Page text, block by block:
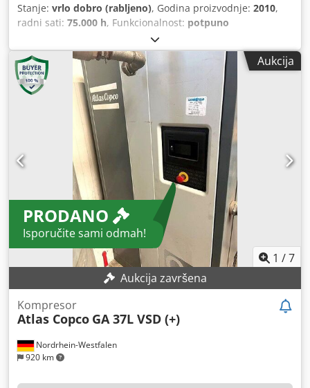
Stanje: vrlo dobro (rabljeno), Godina proizvodnje: 2010,
radni sati: 75.000 h, Funkcionalnost: potpuno
, Kompresor 55 kW s ugrađenim sušačem i
frekventnim regulatorom. Vrlo dobro stanje. Nakon servisa.
Jamstvo 3 mjeseca. Csdpfx Ahsv Rmmmsbsrf
Aukcija
PRODANO
Isporučite sami odmah!
1 /7
Aukcija završena
Nordrhein-Westfalen
920 km
Kompresor
Atlas Copco GA 37L VSD (+)